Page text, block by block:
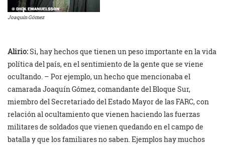
Joaquín Gómez
Alirio:Si, hay hechos que tienen un peso importante en la vida
política del país, en el sentimiento de la gente que se viene
ocultando. – Por ejemplo, un hecho que mencionaba el
camarada Joaquín Gómez, comandante del Bloque Sur,
miembro del Secretariado del Estado Mayor de las FARC, con
relación al ocultamiento que vienen haciendo las fuerzas
militares de soldados que vienen quedando en el campo de
batalla y que los familiares no saben. Ejemplos hay muchos